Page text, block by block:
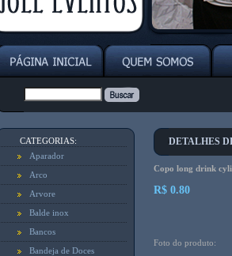
CATEGORIAS:
Aparador
Arco
Arvore
Balde inox
Bancos
Bandeja de Doces
DETALHES
Copo long drink
R$ 0.80
Foto do produto: